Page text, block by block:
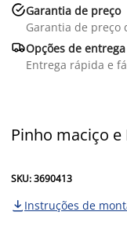
Garantia de preço
Garantia de preço
Opções de
Entrega rápida e
Pinho maciço e
SKU: 3690413
 Instruções de